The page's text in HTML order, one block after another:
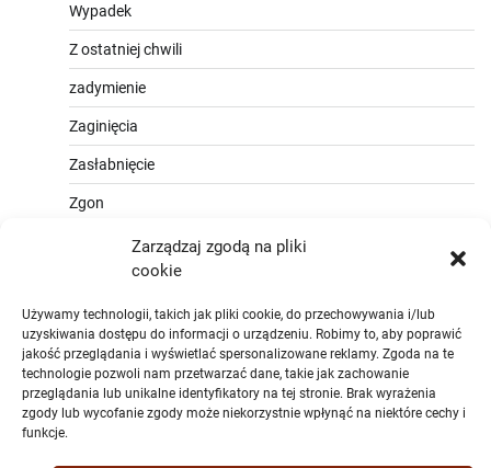
Zarządzaj zgodą na pliki
cookie
Używamy technologii, takich jak pliki cookie, do przechowywania i/lub
uzyskiwania dostępu do informacji o urządzeniu. Robimy to, aby poprawić
jakość przeglądania i wyświetlać spersonalizowane reklamy. Zgoda na te
technologie pozwoli nam przetwarzać dane, takie jak zachowanie
przeglądania lub unikalne identyfikatory na tej stronie. Brak wyrażenia
zgody lub wycofanie zgody może niekorzystnie wpłynąć na niektóre cechy i
funkcje.
Wypadek
Z ostatniej chwili
zadymienie
Zaginięcia
Zasłabnięcie
Zgon